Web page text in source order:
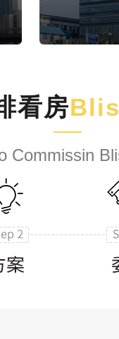
看房
Commissin